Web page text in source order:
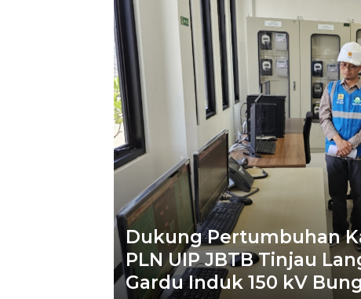
Dukung Pertumbuhan
PLN UIP JBTB Tinjau
Gardu Induk 150 kV